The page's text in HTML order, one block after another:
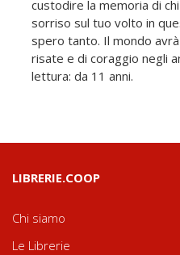
custodire la memoria di
sorriso sul tuo volto in
spero tanto. Il mondo
risate e di coraggio negli
lettura: da 11 anni.
LIBRERIE.COOP
Chi siamo
Le Librerie